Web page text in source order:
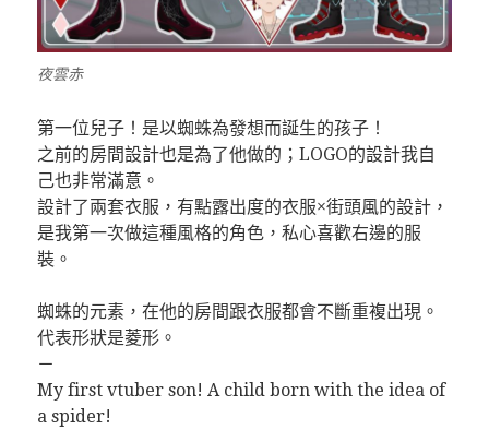
夜雲赤
第一位兒子！是以蜘蛛為發想而誕生的孩子！
之前的房間設計也是為了他做的；LOGO的設計我自
己也非常滿意。
設計了兩套衣服，有點露出度的衣服×街頭風的設計，
是我第一次做這種風格的角色，私心喜歡右邊的服
裝。
蜘蛛的元素，在他的房間跟衣服都會不斷重複出現。
代表形狀是菱形。
－
My first vtuber son! A child born with the idea of ​​
a spider!